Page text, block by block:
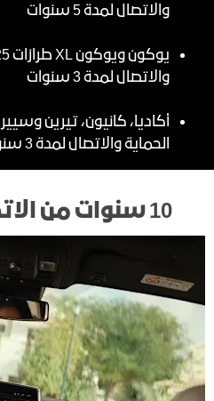
والاتصال لمدة 5 سنوات
والاتصال لمدة 3 سنوات
الحماية والاتصال لمدة 3 سنوات
10 سنوات من الاتصال القياسي